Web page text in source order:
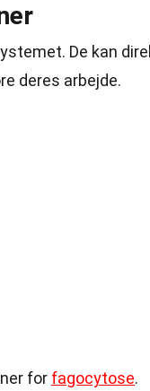
De kan
deres arbejde.
for fagocytose.